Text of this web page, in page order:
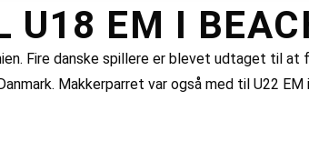
U18 EM I
Fire danske spillere er blevet udtaget til at
Makkerparret var også med til U22